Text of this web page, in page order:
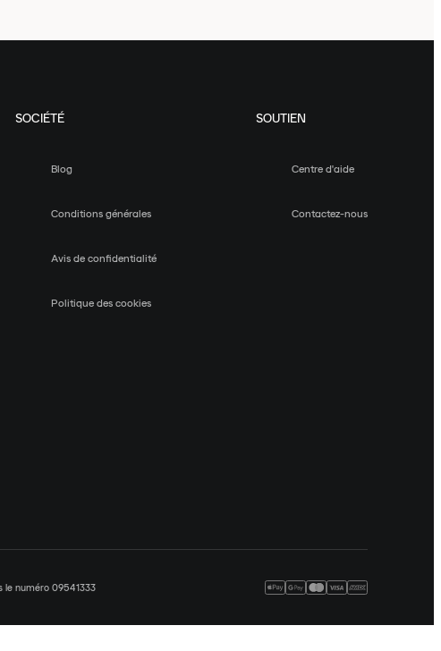
SOCIÉTÉ
Blog
Conditions générales
Avis de confidentialité
Politique des cookies
SOUTIEN
Centre d'aide
Contactez-nous
le numéro 09541333